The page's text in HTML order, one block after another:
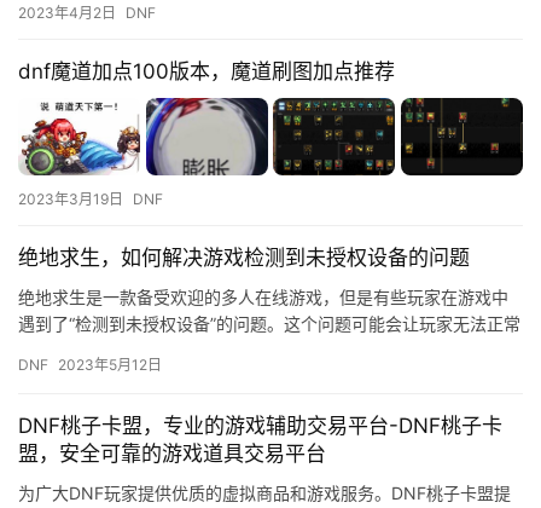
2023年4月2日 DNF
dnf魔道加点100版本，魔道刷图加点推荐
2023年3月19日 DNF
绝地求生，如何解决游戏检测到未授权设备的问题
绝地求生是一款备受欢迎的多人在线游戏，但是有些玩家在游戏中
遇到了“检测到未授权设备”的问题。这个问题可能会让玩家无法正常
题…
DNF 2023年5月12日
DNF桃子卡盟，专业的游戏辅助交易平台-DNF桃子卡
盟，安全可靠的游戏道具交易平台
为广大DNF玩家提供优质的虚拟商品和游戏服务。DNF桃子卡盟提